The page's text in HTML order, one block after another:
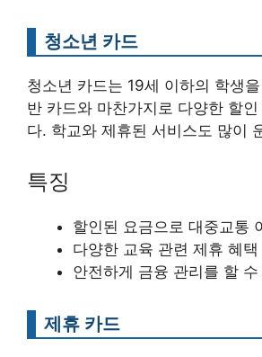
청소년 카드
청소년 카드는 19세 이하의 학생
반 카드와 마찬가지로 다양한 할
다. 학교와 제휴된 서비스도 많이
특징
할인된 요금으로 대중교통
다양한 교육 관련 제휴 혜택
안전하게 금융 관리를 할
제휴 카드